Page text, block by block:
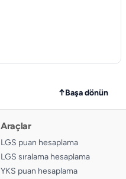
C D
↑Başa dönün
Araçlar
LGS puan hesaplama
LGS sıralama hesaplama
YKS puan hesaplama